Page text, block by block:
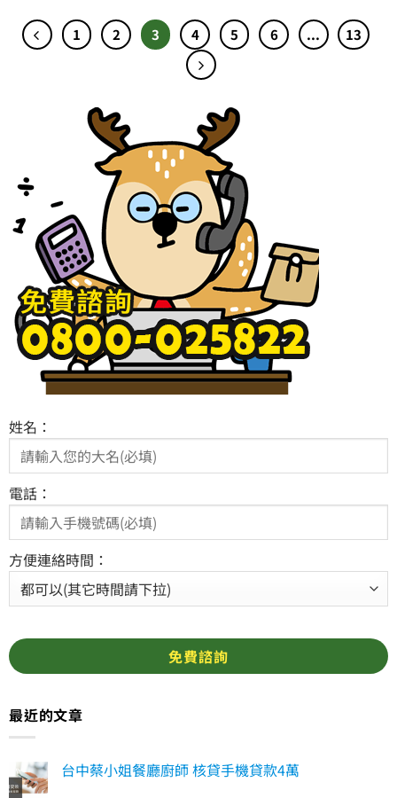
1 2 3 4 5 6 ... 13
姓名：
電話：
方便連絡時間：
最近的文章
台中蔡小姐餐廳廚師 核貸手機貸款4萬